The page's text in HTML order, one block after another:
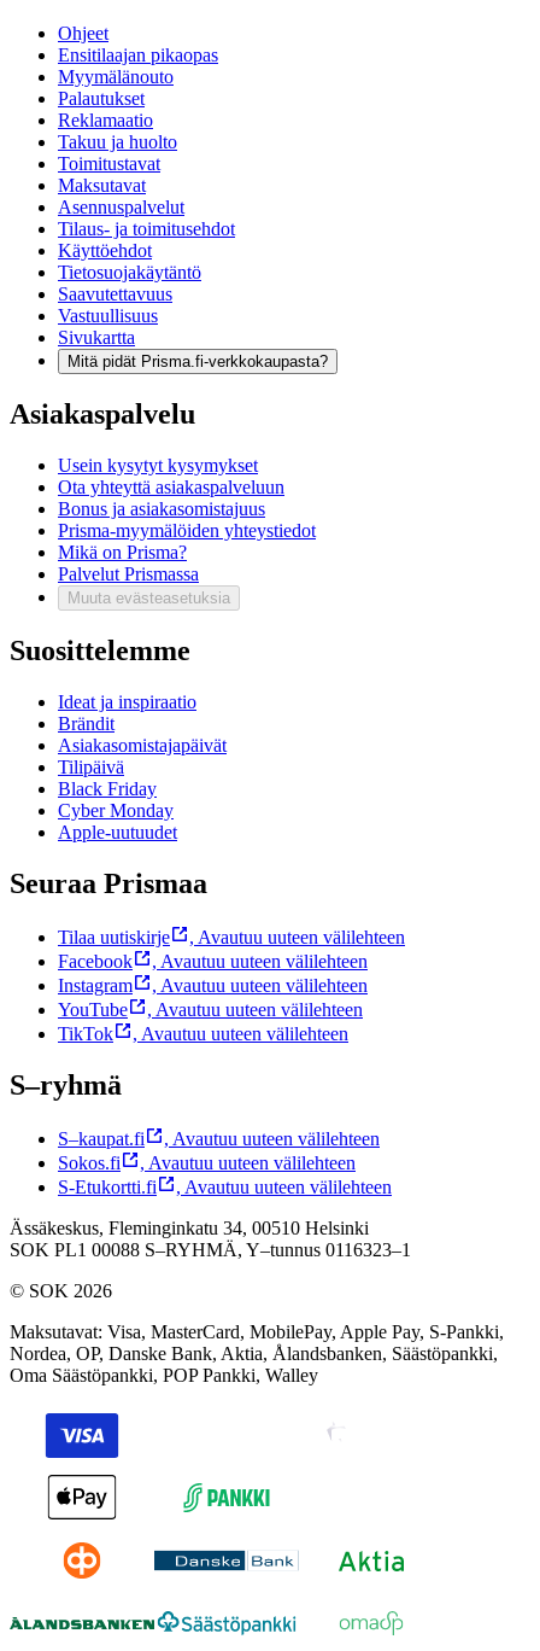
Ohjeet
Ensitilaajan pikaopas
Myymälänouto
Palautukset
Reklamaatio
Takuu ja huolto
Toimitustavat
Maksutavat
Asennuspalvelut
Tilaus- ja toimitusehdot
Käyttöehdot
Tietosuojakäytäntö
Saavutettavuus
Vastuullisuus
Sivukartta
Mitä pidät Prisma.fi-verkkokaupasta?
Asiakaspalvelu
Usein kysytyt kysymykset
Ota yhteyttä asiakaspalveluun
Bonus ja asiakasomistajuus
Prisma-myymälöiden yhteystiedot
Mikä on Prisma?
Palvelut Prismassa
Muuta evästeasetuksia
Suosittelemme
Ideat ja inspiraatio
Brändit
Asiakasomistajapäivät
Tilipäivä
Black Friday
Cyber Monday
Apple-uutuudet
Seuraa Prismaa
Tilaa uutiskirje , Avautuu uuteen välilehteen
Facebook
, Avautuu uuteen välilehteen
Instagram
, Avautuu uuteen välilehteen
YouTube
, Avautuu uuteen välilehteen
TikTok
, Avautuu uuteen välilehteen
S–ryhmä
S–kaupat.fi , Avautuu uuteen välilehteen
Sokos.fi
, Avautuu uuteen välilehteen
S-Etukortti.fi
, Avautuu uuteen välilehteen
Ässäkeskus, Fleminginkatu 34, 00510 Helsinki
SOK PL1 00088 S–RYHMÄ, Y–tunnus 0116323–1
© SOK 2026
Maksutavat: Visa, MasterCard, MobilePay, Apple Pay, S-Pankki,
Nordea, OP, Danske Bank, Aktia, Ålandsbanken, Säästöpankki,
Oma Säästöpankki, POP Pankki, Walley